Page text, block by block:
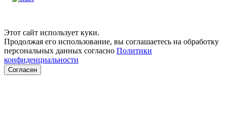
Этот сайт использует куки.
Продолжая его использование, вы соглашаетесь на обработку
персональных данных согласно Политики
конфиденциальности
Согласен